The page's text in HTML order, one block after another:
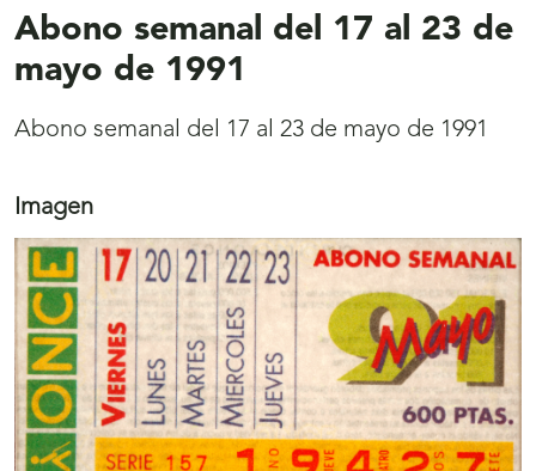
Abono semanal del 17 al 23 de
mayo de 1991
Abono semanal del 17 al 23 de mayo de 1991
Imagen